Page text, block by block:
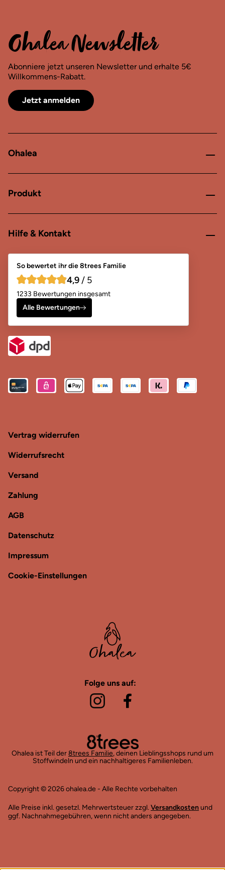
Ohalea Newsletter
Abonniere jetzt unseren Newsletter und erhalte 5€
Willkommens-Rabatt.
Jetzt anmelden
Ohalea
Produkt
Hilfe & Kontakt
So bewertet ihr die 8trees Familie
4,9 von 5 Sternen
4,9 / 5
1233 Bewertungen insgesamt
Alle Bewertungen
Vertrag widerrufen
Widerrufsrecht
Versand
Zahlung
AGB
Datenschutz
Impressum
Cookie-Einstellungen
Folge uns auf:
Ohalea ist Teil der8trees Familie, deinen Lieblingsshops rund um
Stoffwindeln und ein nachhaltigeres Familienleben.
Copyright © 2026 ohalea.de - Alle Rechte vorbehalten
Alle Preise inkl. gesetzl. Mehrwertsteuer zzgl. Versandkostenund
ggf. Nachnahmegebühren, wenn nicht anders angegeben.